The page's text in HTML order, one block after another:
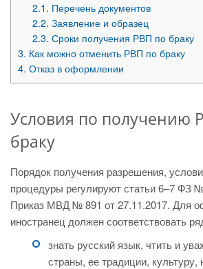
2.1. Перечень документов
2.2. Заявление и образец
2.3. Сроки получения РВП по браку
3. Как можно отменить РВП по браку
4. Отказ в оформлении
Условия по получению
браку
Порядок получения разрешения,
процедуры регулируют статьи 6–7 ФЗ
Приказ МВД № 891 от 27.11.2017. Для
иностранец должен соответствовать
знать русский язык, чтить и
страны, ее традиции, культуру,